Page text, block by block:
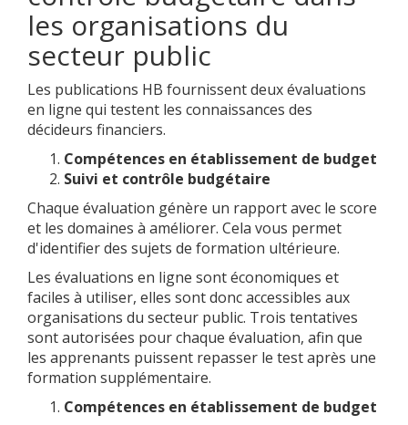
les organisations du
secteur public
Les publications HB fournissent deux évaluations
en ligne qui testent les connaissances des
décideurs financiers.
Compétences en établissement de budget
Suivi et contrôle budgétaire
Chaque évaluation génère un rapport avec le score
et les domaines à améliorer. Cela vous permet
d'identifier des sujets de formation ultérieure.
Les évaluations en ligne sont économiques et
faciles à utiliser, elles sont donc accessibles aux
organisations du secteur public. Trois tentatives
sont autorisées pour chaque évaluation, afin que
les apprenants puissent repasser le test après une
formation supplémentaire.
Compétences en établissement de budget